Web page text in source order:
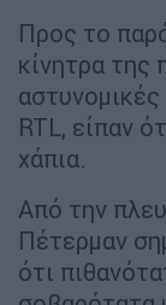
Προς το
κίνητρα
RTL, είπαν
χάπια.
Από την
Πέτερμαν
ότι